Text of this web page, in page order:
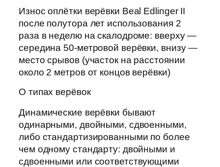
Износ оплётки верёвки Beal Edlinger II
после полутора лет использования 2
раза в неделю на скалодроме: вверху —
середина 50-метровой верёвки, внизу —
место срывов (участок на расстоянии
около 2 метров от концов верёвки)
О типах верёвок
Динамические верёвки бывают
одинарными, двойными, сдвоенными,
либо стандартизированными по более
чем одному стандарту: двойными и
сдвоенными или соответствующими